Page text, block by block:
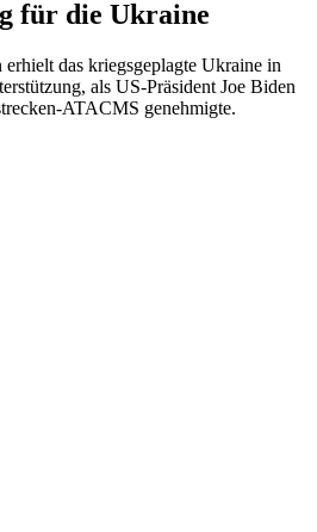
für die Ukraine
das kriegsgeplagte Ukraine in
als US-Präsident Joe Biden
ATACMS genehmigte.